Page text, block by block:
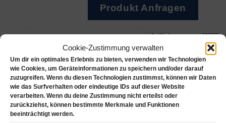
Cookie-Zustimmung verwalten
Um dir ein optimales Erlebnis zu bieten, verwenden wir Technologien
wie Cookies, um Geräteinformationen zu speichern und/oder darauf
zuzugreifen. Wenn du diesen Technologien zustimmst, können wir Daten
wie das Surfverhalten oder eindeutige IDs auf dieser Website
verarbeiten. Wenn du deine Zustimmung nicht erteilst oder
zurückziehst, können bestimmte Merkmale und Funktionen
beeinträchtigt werden.
Produkt Anfragen
Artikelnummer:42858
Beschreibung
Zusätzliche Informationen